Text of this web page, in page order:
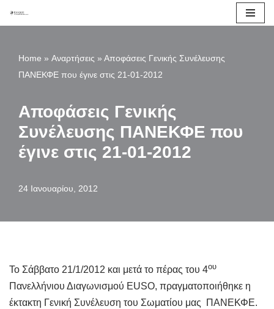
Home » Αναρτήσεις » Αποφάσεις Γενικής Συνέλευσης
ΠΑΝΕΚΦΕ που έγινε στις 21-01-2012
Αποφάσεις Γενικής
Συνέλευσης ΠΑΝΕΚΦΕ που
έγινε στις 21-01-2012
24 Ιανουαρίου, 2012
Το Σάββατο 21/1/2012 και μετά το πέρας του 4ου
Πανελλήνιου Διαγωνισμού EUSO, πραγματοποιήθηκε η
έκτακτη Γενική Συνέλευση του Σωματίου μας ΠΑΝΕΚΦΕ.